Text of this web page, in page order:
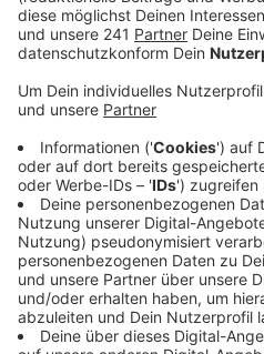
Anzeige
Gefahrgutaufklebern an
Aufschrift war in den
ein Sprecher der Stadt
zwölf rote und ein blaues
NMittwochnachmittag die
Die ermittelt jetzt wegen
Bauhof der Stadt Zülpich